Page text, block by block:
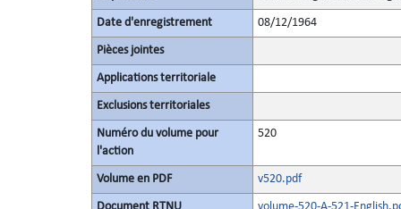
Date d'enregistrement 08/12/1964
Pièces jointes
Applications territoriale
Exclusions territoriales
Numéro du volume pour
l'action
520
Volume en PDF v520.pdf